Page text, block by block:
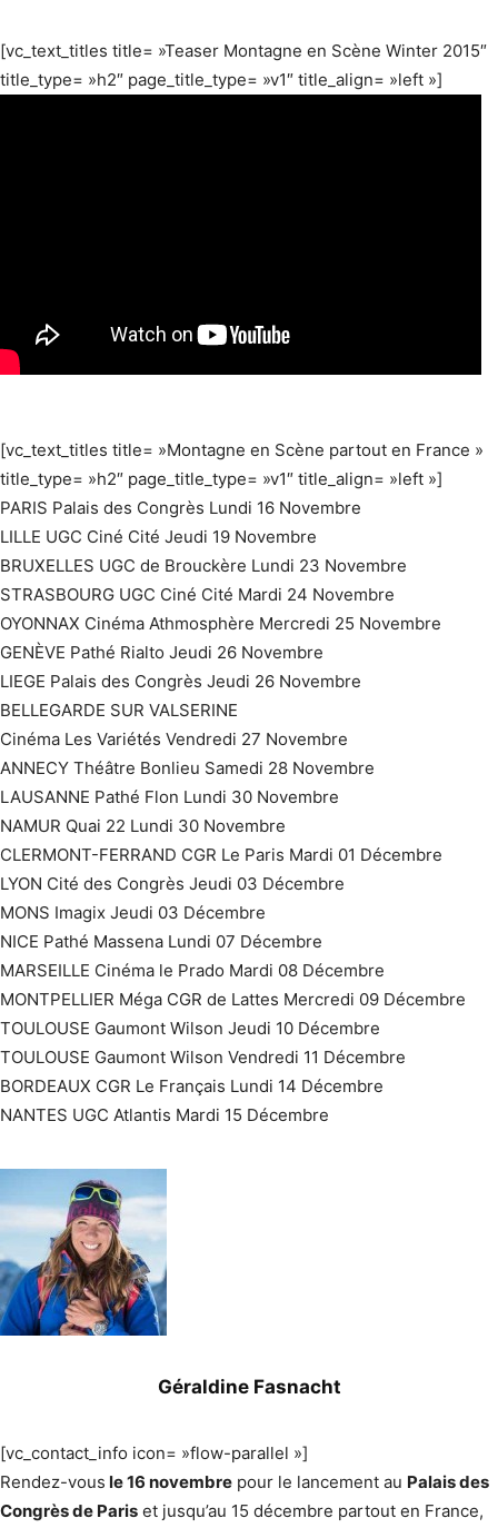
[vc_text_titles title= »Teaser Montagne en Scène Winter 2015″
title_type= »h2″ page_title_type= »v1″ title_align= »left »]
[vc_text_titles title= »Montagne en Scène partout en France »
title_type= »h2″ page_title_type= »v1″ title_align= »left »]
PARIS Palais des Congrès Lundi 16 Novembre
LILLE UGC Ciné Cité Jeudi 19 Novembre
BRUXELLES UGC de Brouckère Lundi 23 Novembre
STRASBOURG UGC Ciné Cité Mardi 24 Novembre
OYONNAX Cinéma Athmosphère Mercredi 25 Novembre
GENÈVE Pathé Rialto Jeudi 26 Novembre
LIEGE Palais des Congrès Jeudi 26 Novembre
BELLEGARDE SUR VALSERINE
Cinéma Les Variétés Vendredi 27 Novembre
ANNECY Théâtre Bonlieu Samedi 28 Novembre
LAUSANNE Pathé Flon Lundi 30 Novembre
NAMUR Quai 22 Lundi 30 Novembre
CLERMONT-FERRAND CGR Le Paris Mardi 01 Décembre
LYON Cité des Congrès Jeudi 03 Décembre
MONS Imagix Jeudi 03 Décembre
NICE Pathé Massena Lundi 07 Décembre
MARSEILLE Cinéma le Prado Mardi 08 Décembre
MONTPELLIER Méga CGR de Lattes Mercredi 09 Décembre
TOULOUSE Gaumont Wilson Jeudi 10 Décembre
TOULOUSE Gaumont Wilson Vendredi 11 Décembre
BORDEAUX CGR Le Français Lundi 14 Décembre
NANTES UGC Atlantis Mardi 15 Décembre
Géraldine Fasnacht
[vc_contact_info icon= »flow-parallel »]
Rendez-vous le 16 novembre pour le lancement au Palais des
Congrès de Paris et jusqu’au 15 décembre partout en France,